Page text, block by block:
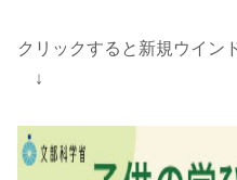
クリックすると新規ウイン
↓